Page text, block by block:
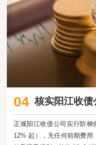
04 核实阳江收债
正规阳江收债公司实行阶
12% 起），无任何前期费用